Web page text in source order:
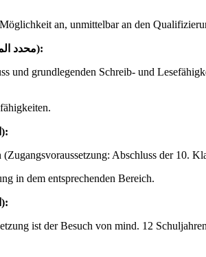
an, unmittelbar an den
Semi-skilled Level (Limited Skills, 150 bis 700h, „Mohada’d Almharat“ محدد المهارات):
und grundlegenden Schreib- und
Skilled Level (1400 bis 2800h in 2 bis 4 Semestern, “Almaher“ المستوى الماهر):
Abschluss der 10.
in dem entsprechenden Bereich.
Craft Level (1400 bis 2800h in 2 bis 4 Semestern, “Almehany“ المستوى المهنى):
ist der Besuch von mind. 12